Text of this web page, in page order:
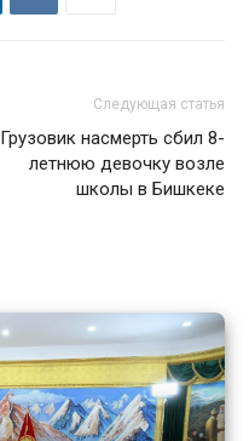
Следующая статья
Грузовик насмерть сбил 8-
летнюю девочку возле
школы в Бишкеке